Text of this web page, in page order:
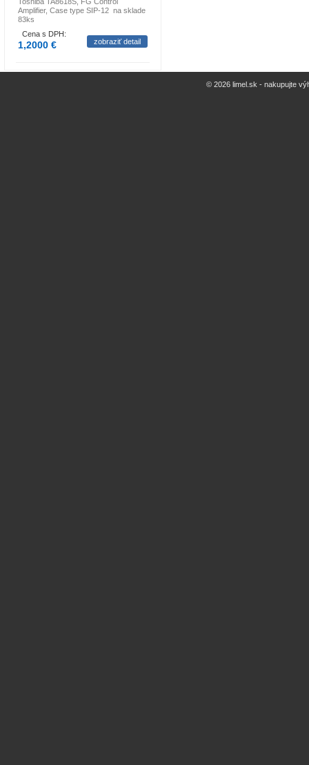
Amplifier, Case type SIP-12 na sklade
83ks
Cena s DPH:
1,2000 € zobraziť detail
© 2026 limel.sk - nakupujte